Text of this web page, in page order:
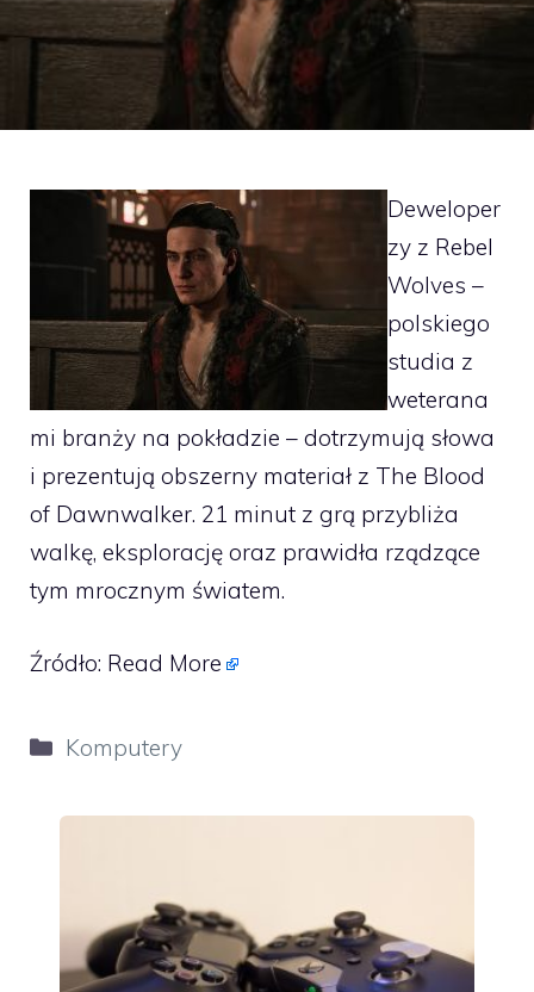
Deweloper
zy z Rebel
Wolves –
polskiego
studia z
weterana
mi branży na pokładzie – dotrzymują słowa
i prezentują obszerny materiał z The Blood
of Dawnwalker. 21 minut z grą przybliża
walkę, eksplorację oraz prawidła rządzące
tym mrocznym światem.
Źródło: Read More
Kategorie
Komputery